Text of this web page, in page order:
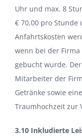
Uhr und max. 8
€ 70,00 pro Stunde
Anfahrtskosten
wenn bei der
gebucht wurde.
Mitarbeiter der
Getränke sowie
Traumhochzeit zur
3.10 Inkludierte